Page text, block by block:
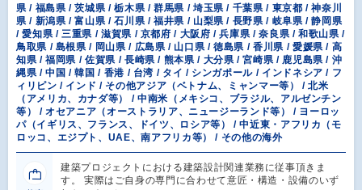
県 / 福島県 / 茨城県 / 栃木県 / 群馬県 / 埼玉県 / 千葉県 / 東京都 / 神奈川
県 / 新潟県 / 富山県 / 石川県 / 福井県 / 山梨県 / 長野県 / 岐阜県 / 静岡県
/ 愛知県 / 三重県 / 滋賀県 / 京都府 / 大阪府 / 兵庫県 / 奈良県 / 和歌山県 /
鳥取県 / 島根県 / 岡山県 / 広島県 / 山口県 / 徳島県 / 香川県 / 愛媛県 / 高
知県 / 福岡県 / 佐賀県 / 長崎県 / 熊本県 / 大分県 / 宮崎県 / 鹿児島県 / 沖
縄県 / 中国 / 韓国 / 香港 / 台湾 / タイ / シンガポール / インドネシア / フ
ィリピン / インド / その他アジア（ベトナム、ミャンマー等） / 北米
（アメリカ、カナダ等） / 中南米（メキシコ、ブラジル、アルゼンチン
等） / オセアニア（オーストラリア、ニュージーランド等） / ヨーロッ
パ（イギリス、フランス、ドイツ、ロシア等） / 中近東・アフリカ（モ
ロッコ、エジプト、UAE、南アフリカ等） / その他の海外
建築プロジェクトにおける建築設計関連業務に従事頂きま
す。 実際はご自身の専門に合わせて意匠・構造・設備のいず